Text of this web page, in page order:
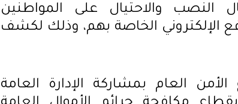
النصب والاحتيال على المواطنين
الإلكتروني الخاصة بهم، وذلك لكشف
العام بمشاركة الإدارة العامة